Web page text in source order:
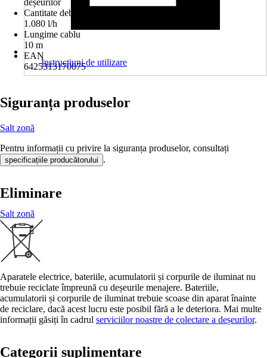
deșeurilor
Cantitate debit
1.080 l/h
Lungime cablu
10 m
EAN
6425313170075
Instrucțiuni de utilizare
Siguranța produselor
Salt zonă
Pentru informații cu privire la siguranța produselor, consultați
specificațiile producătorului .
Eliminare
Salt zonă
Aparatele electrice, bateriile, acumulatorii și corpurile de iluminat nu
trebuie reciclate împreună cu deșeurile menajere. Bateriile,
acumulatorii și corpurile de iluminat trebuie scoase din aparat înainte
de reciclare, dacă acest lucru este posibil fără a le deteriora. Mai multe
informații găsiți în cadrul serviciilor noastre de colectare a deșeurilor.
Categorii suplimentare